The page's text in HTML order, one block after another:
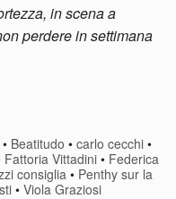
in scena a
perdere in settimana
• Beatitudo •carlo cecchi •
Fattoria Vittadini • Federica
consiglia • Penthy sur la
• Viola Graziosi